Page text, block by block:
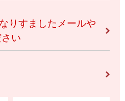
りすましたメールや
い